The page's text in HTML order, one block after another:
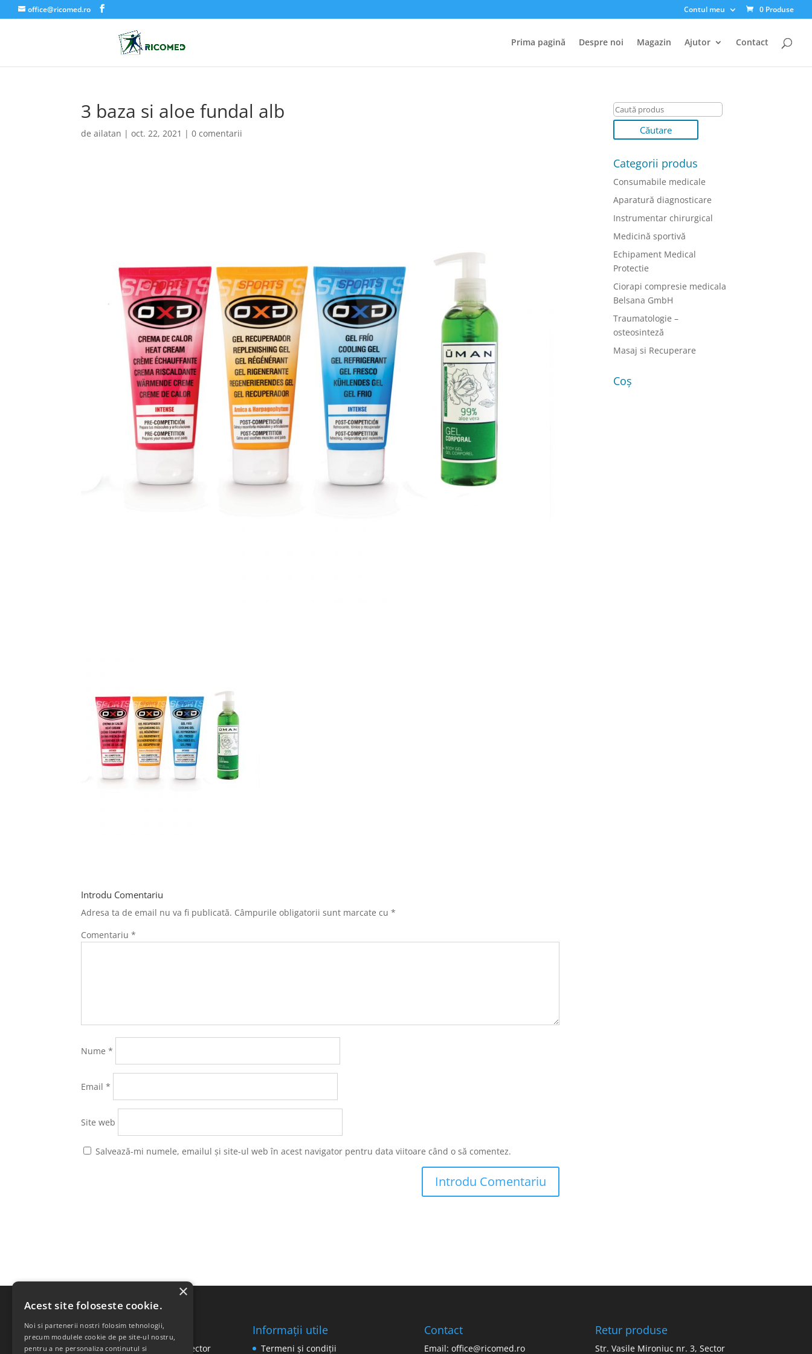
office@ricomed.ro Contul meu 0 Produse
Prima pagină Despre noi Magazin Ajutor Contact
3 baza si aloe fundal alb
deailatan |oct. 22, 2021 |0 comentarii
Introdu Comentariu
Adresa ta de email nu va fi publicată. Câmpurile obligatorii sunt marcate cu*
Comentariu*
Nume*
Email*
Site web
Salvează-mi numele, emailul și site-ul web în acest navigator pentru data viitoare când o să comentez.
Categorii produs
Consumabile medicale
Aparatură diagnosticare
Instrumentar chirurgical
Medicină sportivă
Echipament Medical
Protectie
Ciorapi compresie medicala
Belsana GmbH
Traumatologie –
osteosinteză
Masaj si Recuperare
Coș
SC RICOMED SRL
Str. Vasile Mironiuc nr. 3, Sector
Informații utile
Termeni și condiții
Contact
Email: office@ricomed.ro
Retur produse
Str. Vasile Mironiuc nr. 3, Sector
Acest site foloseste cookie.
Noi si partenerii nostri folosim tehnologii,
precum modulele cookie de pe site-ul nostru,
pentru a ne personaliza continutul si
×